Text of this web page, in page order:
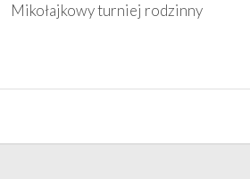
Mikołajkowy turniej rodzinny